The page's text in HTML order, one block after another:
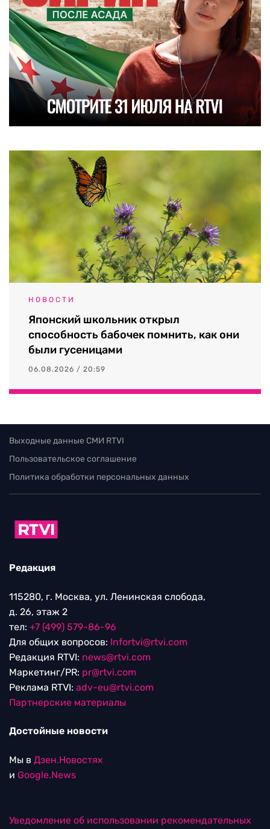
НОВОСТИ
Японский школьник открыл
способность бабочек помнить, как они
были гусеницами
06.08.2026 / 20:59
Выходные данные СМИ RTVI
Пользовательское соглашение
Политика обработки персональных данных
Редакция
115280, г. Москва, ул. Ленинская слобода,
д. 26, этаж 2
тел: +7 (499) 579-86-96
Для общих вопросов: Infortvi@rtvi.com
Редакция RTVI: news@rtvi.com
Маркетинг/PR: pr@rtvi.com
Реклама RTVI: adv-eu@rtvi.com
Партнерские материалы
Достойные новости
Мы в Дзен.Новостях
и Google.News
Уведомление об использовании рекомендательных